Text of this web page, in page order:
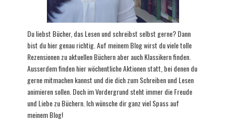
Du liebst Bücher, das Lesen und schreibst selbst gerne? Dann
bist du hier genau richtig. Auf meinem Blog wirst du viele tolle
Rezensionen zu aktuellen Büchern aber auch Klassikern finden.
Ausserdem finden hier wöchentliche Aktionen statt, bei denen du
gerne mitmachen kannst und die dich zum Schreiben und Lesen
animieren sollen. Doch im Vordergrund steht immer die Freude
und Liebe zu Büchern. Ich wünsche dir ganz viel Spass auf
meinem Blog!